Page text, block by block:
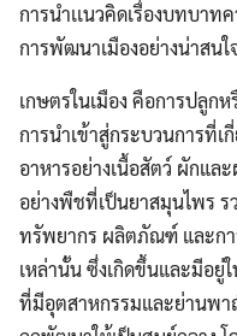
การนำเเนวคิดเรื่องบทบาท
การพัฒนาเมืองอย่างน่าสนใ
เกษตรในเมือง คือการปลูก
การนำเข้าสู่กระบวนการที่
อาหารอย่างเนื้อสัตว์ ผักแล
อย่างพืชที่เป็นยาสมุนไพร ร
ทรัพยากร ผลิตภัณฑ์ และกา
เหล่านั้น ซึ่งเกิดขึ้นและมีอ
ที่มีอุตสาหกรรมและย่านพ